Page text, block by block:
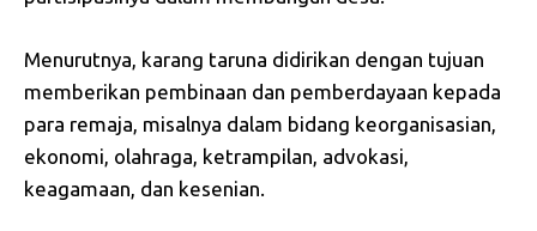
Menurutnya, karang taruna didirikan dengan tujuan
memberikan pembinaan dan pemberdayaan kepada
para remaja, misalnya dalam bidang keorganisasian,
ekonomi, olahraga, ketrampilan, advokasi,
keagamaan, dan kesenian.